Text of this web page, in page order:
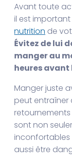
Avant toute
il est
nutrition de
Évitez de lui
manger au
heures avant
Manger juste
peut entraîner
sont non
aussi être